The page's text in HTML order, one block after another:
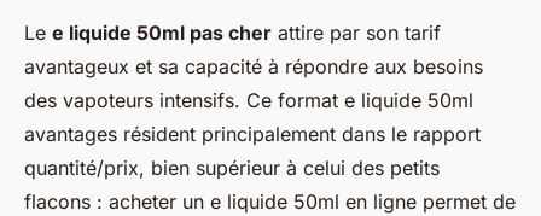
Le e liquide 50ml pas cher attire par son tarif
avantageux et sa capacité à répondre aux besoins
des vapoteurs intensifs. Ce format e liquide 50ml
avantages résident principalement dans le rapport
quantité/prix, bien supérieur à celui des petits
flacons : acheter un e liquide 50ml en ligne permet de